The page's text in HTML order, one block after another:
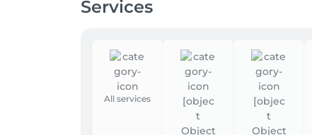
Services
All services